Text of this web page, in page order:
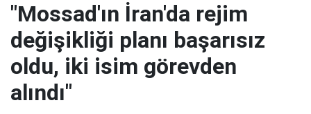
"Mossad'ın İran'da rejim
değişikliği planı başarısız
oldu, iki isim görevden
alındı"